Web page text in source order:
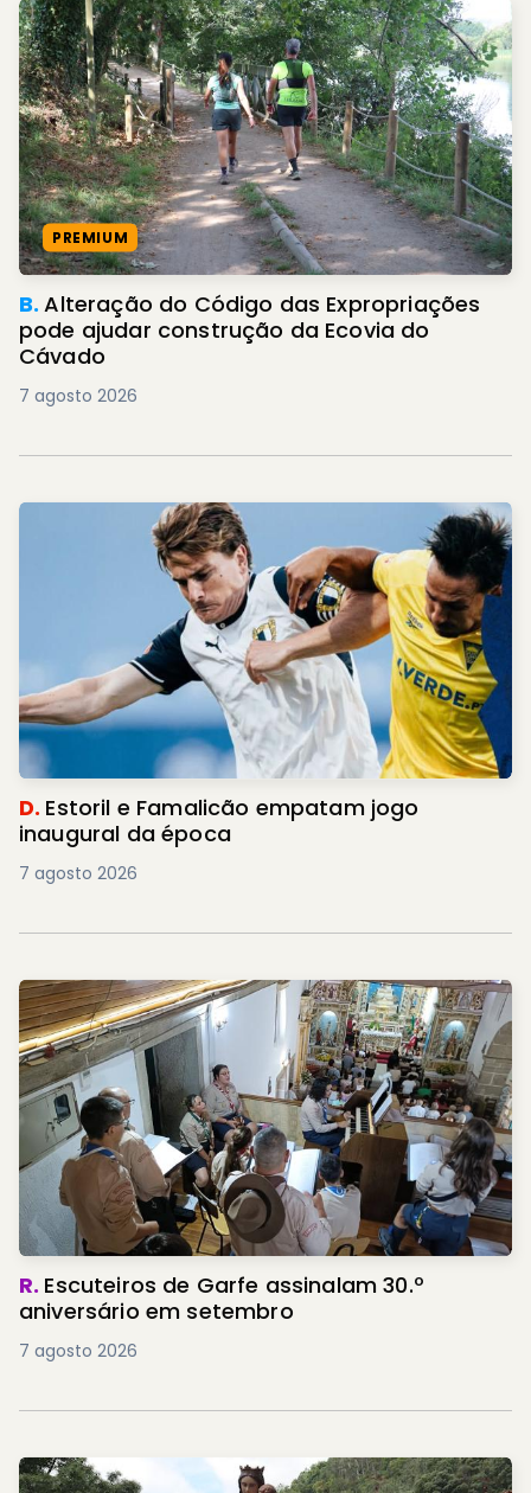
PREMIUM
B.Alteração do Código das Expropriações
pode ajudar construção da Ecovia do
Cávado
7 agosto 2026
D. Estoril e Famalicão empatam jogo
inaugural da época
7 agosto 2026
R. Escuteiros de Garfe assinalam 30.º
aniversário em setembro
7 agosto 2026